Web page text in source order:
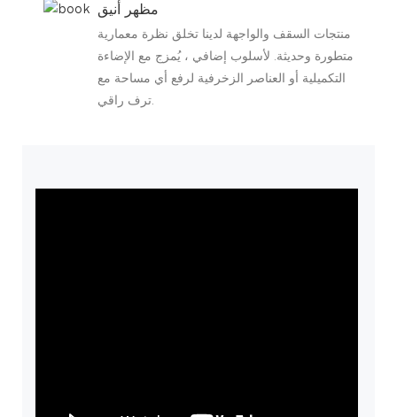
مظهر أنيق
منتجات السقف والواجهة لدينا تخلق نظرة معمارية
متطورة وحديثة. لأسلوب إضافي ، يُمزج مع الإضاءة
التكميلية أو العناصر الزخرفية لرفع أي مساحة مع
ترف راقي.